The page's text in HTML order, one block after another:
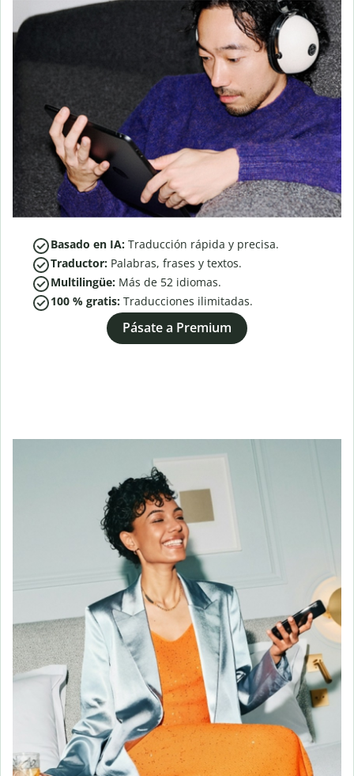
Basado en IA: Traducción rápida y precisa.
Traductor: Palabras, frases y textos.
Multilingüe: Más de 52 idiomas.
100 % gratis: Traducciones ilimitadas.
Pásate a Premium